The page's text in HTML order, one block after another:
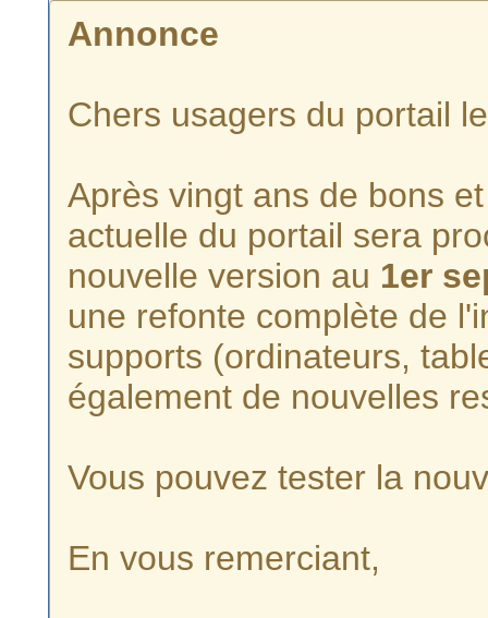
Annonce
Chers usagers du portail
Après vingt ans de bons
actuelle du portail sera
nouvelle version au 1er
une refonte complète de
supports (ordinateurs,
également de nouvelles
Vous pouvez tester la
En vous remerciant,